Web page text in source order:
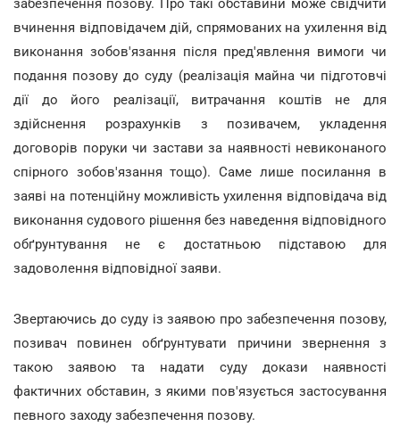
забезпечення позову. Про такі обставини може свідчити
вчинення відповідачем дій, спрямованих на ухилення від
виконання зобов'язання після пред'явлення вимоги чи
подання позову до суду (реалізація майна чи підготовчі
дії до його реалізації, витрачання коштів не для
здійснення розрахунків з позивачем, укладення
договорів поруки чи застави за наявності невиконаного
спірного зобов'язання тощо). Саме лише посилання в
заяві на потенційну можливість ухилення відповідача від
виконання судового рішення без наведення відповідного
обґрунтування не є достатньою підставою для
задоволення відповідної заяви.
Звертаючись до суду із заявою про забезпечення позову,
позивач повинен обґрунтувати причини звернення з
такою заявою та надати суду докази наявності
фактичних обставин, з якими пов'язується застосування
певного заходу забезпечення позову.